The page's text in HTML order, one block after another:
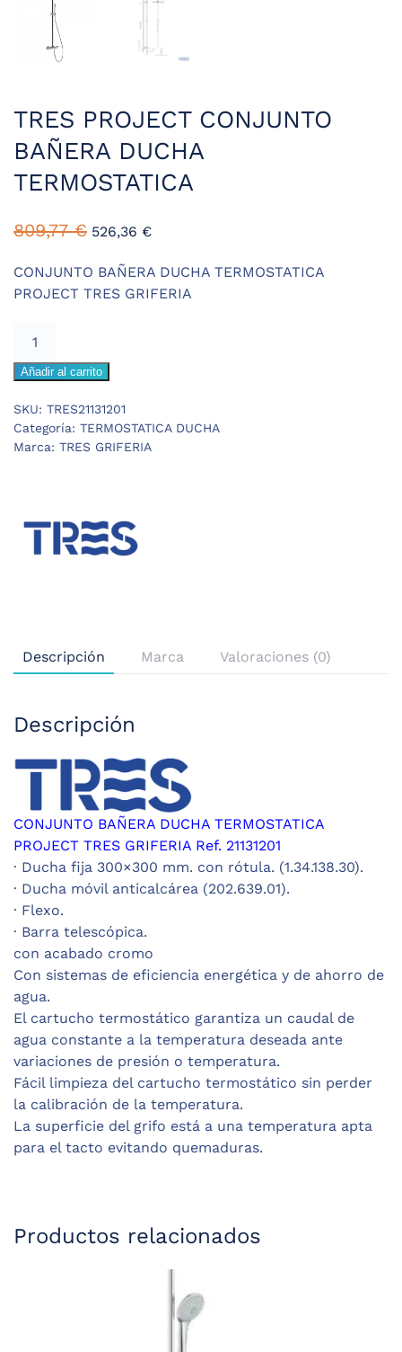
TRES PROJECT CONJUNTO
BAÑERA DUCHA
TERMOSTATICA
809,77€ El
original
era:
526,36 €El
actual
es:
CONJUNTO BAÑERA DUCHA TERMOSTATICA
PROJECT TRES GRIFERIA
CONJUNTO
DUCHA
TERMOSTATICA
Añadir al carrito
SKU: TRES21131201
Categoría: TERMOSTATICA DUCHA
Marca: TRES GRIFERIA
Descripción Marca Valoraciones (0)
Descripción
CONJUNTO BAÑERA DUCHA TERMOSTATICA
PROJECT TRES GRIFERIA Ref. 21131201
· Ducha fija 300×300 mm. con rótula. (1.34.138.30).
· Ducha móvil anticalcárea (202.639.01).
· Flexo.
· Barra telescópica.
con acabado cromo
Con sistemas de eficiencia energética y de ahorro de
agua.
El cartucho termostático garantiza un caudal de
agua constante a la temperatura deseada ante
variaciones de presión o temperatura.
Fácil limpieza del cartucho termostático sin perder
la calibración de la temperatura.
La superficie del grifo está a una temperatura apta
para el tacto evitando quemaduras.
Productos relacionados